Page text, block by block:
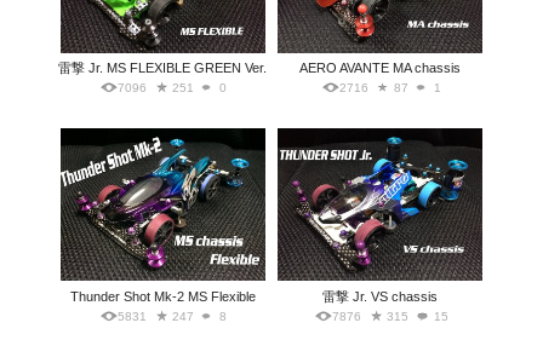
雷撃 Jr. MS FLEXIBLE GREEN Ver.
7096 251 0
AERO AVANTE MA chassis
2716 87 1
Thunder Shot Mk-2 MS Flexible
5831 247 8
雷撃 Jr. VS chassis
7876 315 15